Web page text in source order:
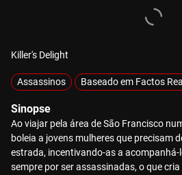
Killer's Delight
Assassinos Baseado em Factos
Sinopse
Ao viajar pela área de São Francisco
boleia a jovens mulheres que precisam
estrada, incentivando-as a
sempre por ser assassinadas, o que